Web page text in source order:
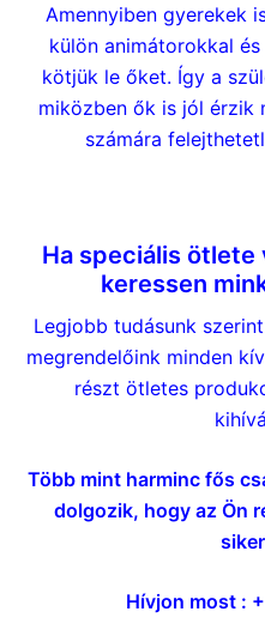
Amennyiben gyerekek
külön animátorokkal
kötjük le őket. Így a
miközben ők is jól érzik
számára
Ha speciális ötlete
keressen
Legjobb tudásunk
megrendelőink minden
részt ötletes
Több mint harminc fős
dolgozik, hogy az Ön
Hívjon most :